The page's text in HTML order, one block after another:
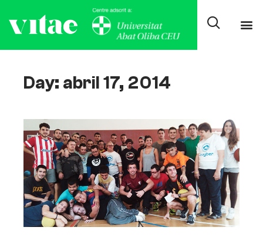
Day: abril 17, 2014